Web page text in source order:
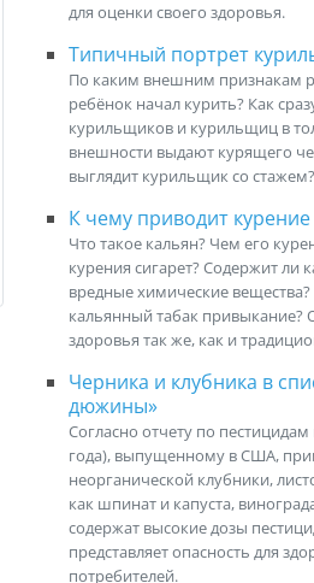
для оценки своего здоровья.
Типичный портрет
По каким внешним признакам
ребёнок начал курить? Как
курильщиков и курильщиц в
внешности выдают курящего
выглядит курильщик со стажем?
К чему приводит курение
Что такое кальян? Чем его
курения сигарет? Содержит ли
вредные химические
кальянный табак привыкание?
здоровья так же, как и
Черника и клубника в
дюжины»
Согласно отчету по пестицидам
года), выпущенному в США,
неорганической клубники,
как шпинат и капуста,
содержат высокие дозы
представляет опасность для
потребителей.